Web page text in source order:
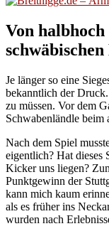
Von
Je länger so eine
bekanntlich der
zu müssen. Vor dem
Schwabenländle beim
Nach dem Spiel
eigentlich? Hat dieses
Kicker uns liegen?
Punktgewinn der
kann mich kaum
als es früher ins
wurden nach